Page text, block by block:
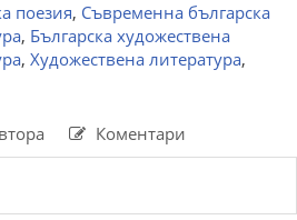
поезия, Съвременна българска
, Българска художествена
, Художествена литература,
Коментари